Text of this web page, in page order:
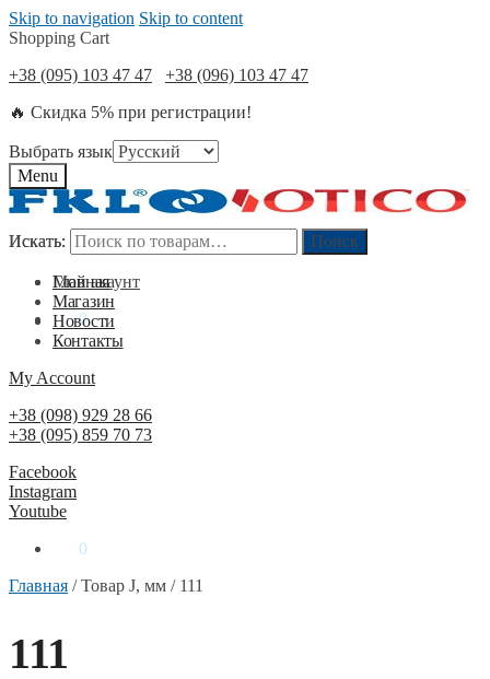
Skip to navigation Skip to content
Shopping Cart
+38 (095) 103 47 47
+38 (096) 103 47 47
🔥 Скидка 5% при регистрации!
Выбрать язык
Menu
Искать: Поиск
Мой акаунт
0₴ 0
Искать: Поиск
Главная
Магазин
Новости
Контакты
My Account
+38 (098) 929 28 66
+38 (095) 859 70 73
Facebook
Instagram
Youtube
0
Главная /Товар J, мм / 111
111